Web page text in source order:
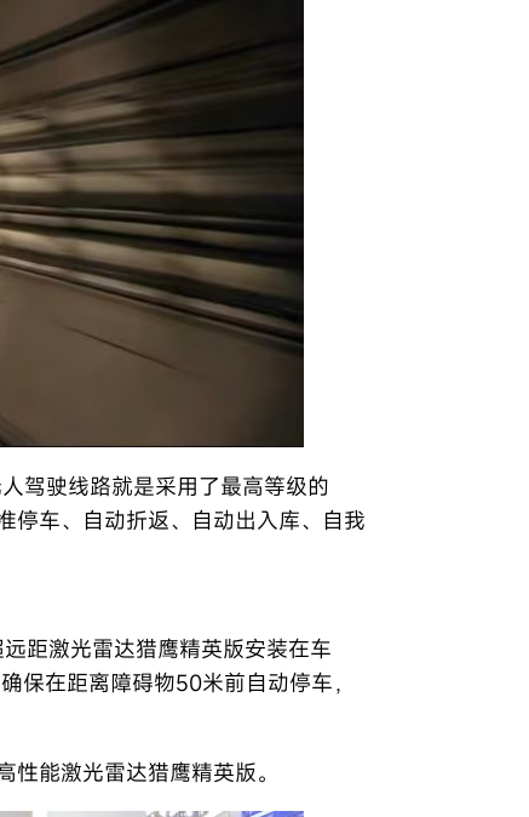
驾驶线路就是采用了最高等级的
停车、自动折返、自动出入库、自我
距激光雷达猎鹰精英版安装在车
保在距离障碍物50米前自动停车，
能激光雷达猎鹰精英版。